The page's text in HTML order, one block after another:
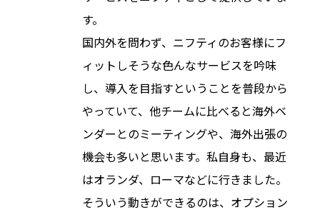
す。
国内外を問わず、ニフティのお客様にフ
ィットしそうな色んなサービスを吟味
し、導入を目指すということを普段から
やっていて、他チームに比べると海外ベ
ンダーとのミーティングや、海外出張の
機会も多いと思います。私自身も、最近
はオランダ、ローマなどに行きました。
そういう動きができるのは、オプション